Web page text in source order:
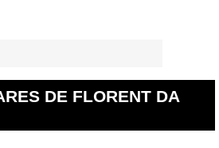
DE FLORENT DA